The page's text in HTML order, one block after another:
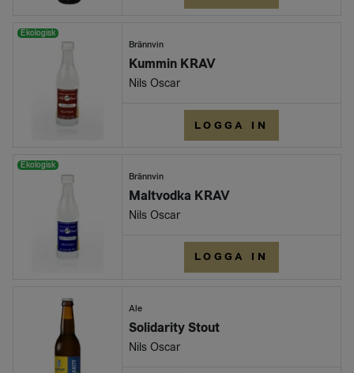
Ekologisk
Brännvin
Kummin KRAV
Nils Oscar
LOGGA IN
Ekologisk
Brännvin
Maltvodka KRAV
Nils Oscar
LOGGA IN
Ale
Solidarity Stout
Nils Oscar